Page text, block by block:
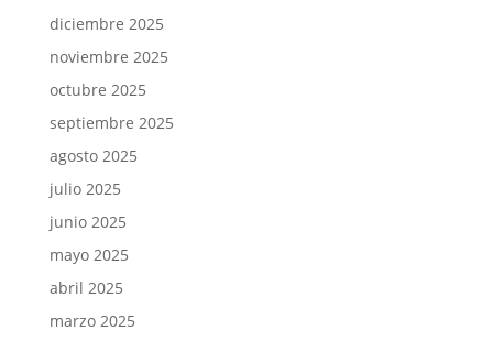
diciembre 2025
noviembre 2025
octubre 2025
septiembre 2025
agosto 2025
julio 2025
junio 2025
mayo 2025
abril 2025
marzo 2025